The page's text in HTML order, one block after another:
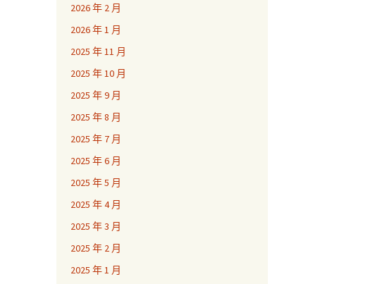
2026 年 2 月
2026 年 1 月
2025 年 11 月
2025 年 10 月
2025 年 9 月
2025 年 8 月
2025 年 7 月
2025 年 6 月
2025 年 5 月
2025 年 4 月
2025 年 3 月
2025 年 2 月
2025 年 1 月